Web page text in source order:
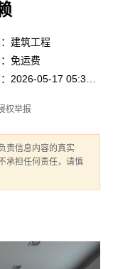
建筑工程
免运费
权举报
责信息内容的真实
承担任何责任，请慎